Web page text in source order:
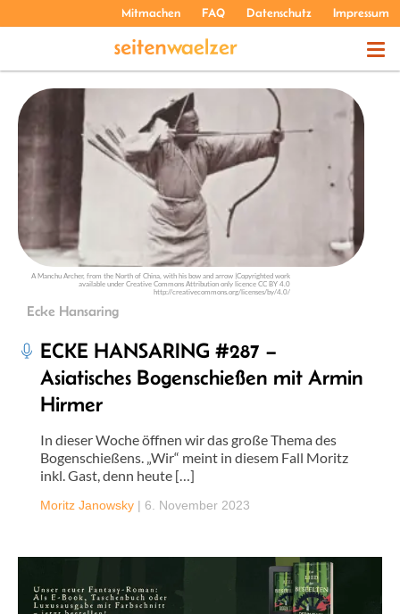
Mitmachen FAQ Datenschutz Impressum
THEMEN
PODCASTS
ÜBER UNS
A Manchu Archer, from the North of China, with his bow and arrow |Copyrighted work
available under Creative Commons Attribution only licence CC BY 4.0
http://creativecommons.org/licenses/by/4.0/
Ecke Hansaring
ECKE HANSARING #287 –
Asiatisches Bogenschießen mit Armin
Hirmer
In dieser Woche öffnen wir das große Thema des
Bogenschießens. „Wir“ meint in diesem Fall Moritz
inkl. Gast, denn heute […]
Moritz Janowsky | 6. November 2023